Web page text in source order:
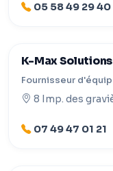
05 58 49 29 40
K-Max Solutions
Fournisseur
8 Imp. des
07 49 47 01 21